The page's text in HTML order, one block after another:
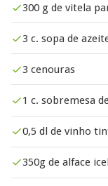
300 g de vitela
3 c. sopa de
3 cenouras
1 c. sobremesa
0,5 dl de vinho
350g de alface